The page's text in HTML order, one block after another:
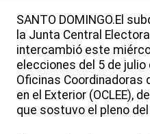
SANTO DOMINGO.El
la Junta Central
intercambió este
elecciones del 5 de
Oficinas Coordinadoras
en el Exterior (OCLEE),
que sostuvo el pleno